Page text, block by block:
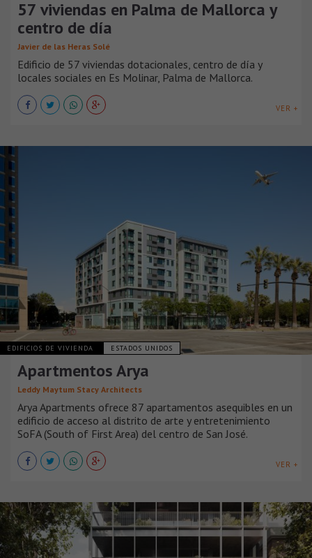
57 viviendas en Palma de Mallorca y
centro de día
Javier de las Heras Solé
Edificio de 57 viviendas dotacionales, centro de día y
locales sociales en Es Molinar, Palma de Mallorca.
VER +
EDIFICIOS DE VIVIENDA ESTADOS UNIDOS
Apartmentos Arya
Leddy Maytum Stacy Architects
Arya Apartments ofrece 87 apartamentos asequibles en un
edificio de acceso al distrito de arte y entretenimiento
SoFA (South of First Area) del centro de San José.
VER +